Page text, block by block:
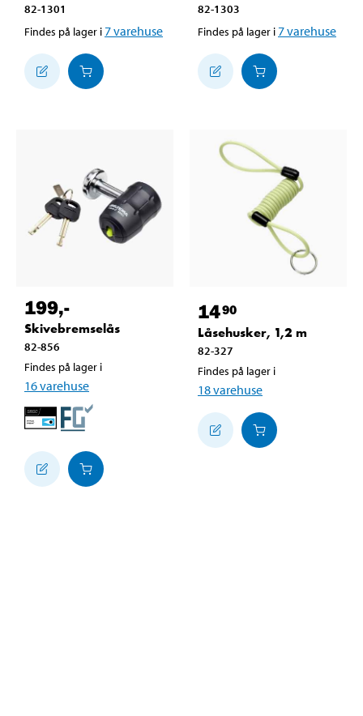
82-1301
Findes på lager i7varehuse
82-1303
Findes på lager i7varehuse
199,-
Skivebremselås
82-856
Findes på lager i
16varehuse
1490
Låsehusker, 1,2 m
82-327
Findes på lager i
18varehuse